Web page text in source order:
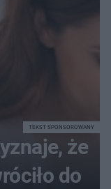
że
do
TEKST SPONSOROWANY